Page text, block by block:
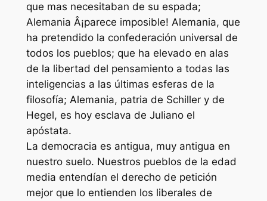
que mas necesitaban de su espada;
Alemania Â¡parece imposible! Alemania, que
ha pretendido la confederación universal de
todos los pueblos; que ha elevado en alas
de la libertad del pensamiento a todas las
inteligencias a las últimas esferas de la
filosofía; Alemania, patria de Schiller y de
Hegel, es hoy esclava de Juliano el
apóstata.
La democracia es antigua, muy antigua en
nuestro suelo. Nuestros pueblos de la edad
media entendían el derecho de petición
mejor que lo entienden los liberales de